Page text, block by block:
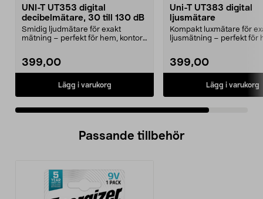
UNI-T UT353 digital
decibelmätare, 30 till 130 dB
Smidig ljudmätare för exakt
mätning – perfekt för hem, kontor,
399,00
Lägg i varukorg
Uni-T UT383 digital
ljusmätare
Kompakt luxmätare för
ljusmätning – perfekt för
399,00
Lägg i varukorg
Passande tillbehör